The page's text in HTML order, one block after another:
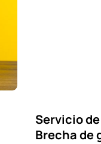
Servicio
Brecha de